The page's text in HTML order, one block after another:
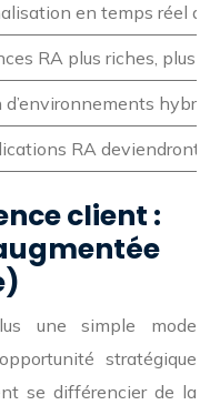
en temps réel
RA plus riches, plus
d’environnements
RA deviendront
client :
une simple mode
stratégique
se différencier de la